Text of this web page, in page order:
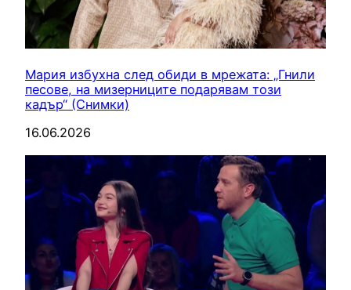
Мария избухна след обиди в мрежата: „Гнили
песове, на мизерниците подарявам този
кадър“ (Снимки)
16.06.2026